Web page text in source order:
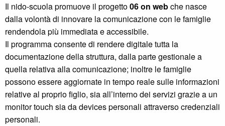
Il nido-scuola promuove il progetto06 on webche nasce
dalla volontà di innovare la comunicazione con le famiglie
rendendola più immediata e accessibile.
Il programma consente di rendere digitale tutta la
documentazione della struttura, dalla parte gestionale a
quella relativa alla comunicazione; inoltre le famiglie
possono essere aggiornate in tempo reale sulle informazioni
relative al proprio figlio, sia all’interno dei servizi grazie a un
monitor touch sia da devicespersonali attraverso credenziali
personali.